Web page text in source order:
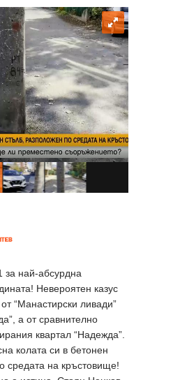
за най-абсурдна
Невероятен казус
“Манастирски ливади”
а от сравнително
квартал “Надежда”.
колата си в бетонен
средата на кръстовище!